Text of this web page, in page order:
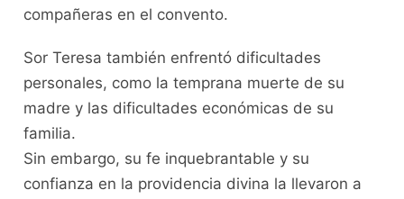
compañeras en el convento.
Sor Teresa también enfrentó dificultades
personales, como la temprana muerte de su
madre y las dificultades económicas de su
familia.
Sin embargo, su fe inquebrantable y su
confianza en la providencia divina la llevaron a